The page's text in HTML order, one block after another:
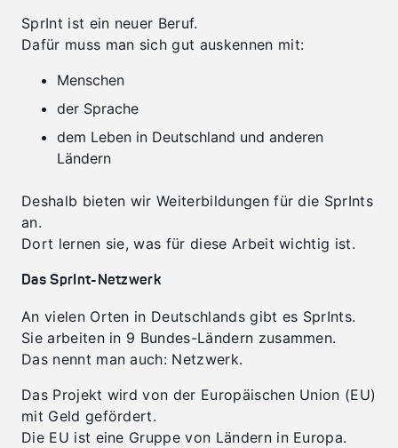
SprInt ist ein neuer Beruf.
Dafür muss man sich gut auskennen mit:
Menschen
der Sprache
dem Leben in Deutschland und anderen
Ländern
Deshalb bieten wir Weiterbildungen für die SprInts
an.
Dort lernen sie, was für diese Arbeit wichtig ist.
Das SprInt-Netzwerk
An vielen Orten in Deutschlands gibt es SprInts.
Sie arbeiten in 9 Bundes-Ländern zusammen.
Das nennt man auch: Netzwerk.
Das Projekt wird von der Europäischen Union (EU)
mit Geld gefördert.
Die EU ist eine Gruppe von Ländern in Europa.